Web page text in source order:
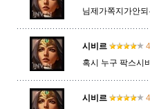
님제가쪽지가안
시비르
혹시 누구 팍스시
시비르